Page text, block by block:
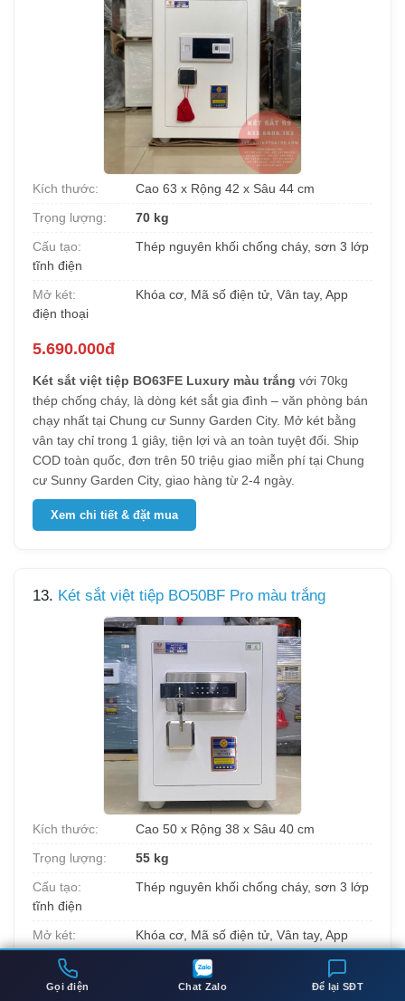
Gọi điện Chat Zalo Để lại SĐT
Kích thước:
Cao 63 x Rộng 42 x Sâu 44 cm
Trọng lượng:
70 kg
Cấu tạo:
Thép nguyên khối chống cháy, sơn 3 lớp
tĩnh điện
Mở két:
Khóa cơ, Mã số điện tử, Vân tay, App
điện thoại
5.690.000đ
Két sắt việt tiệp BO63FE Luxury màu trắng với 70kg
thép chống cháy, là dòng két sắt gia đình – văn phòng bán
chạy nhất tại Chung cư Sunny Garden City. Mở két bằng
vân tay chỉ trong 1 giây, tiện lợi và an toàn tuyệt đối. Ship
COD toàn quốc, đơn trên 50 triệu giao miễn phí tại Chung
cư Sunny Garden City, giao hàng từ 2-4 ngày.
Xem chi tiết & đặt mua
13. Két sắt việt tiệp BO50BF Pro màu trắng
Kích thước:
Cao 50 x Rộng 38 x Sâu 40 cm
Trọng lượng:
55 kg
Cấu tạo:
Thép nguyên khối chống cháy, sơn 3 lớp
tĩnh điện
Mở két:
Khóa cơ, Mã số điện tử, Vân tay, App
điện thoại
5.690.000đ